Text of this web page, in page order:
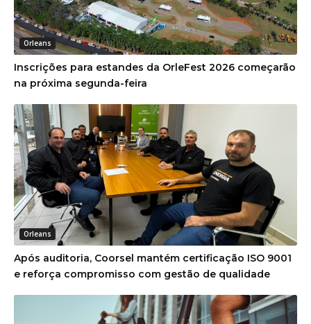
Orleans
Inscrições para estandes da OrleFest 2026 começarão
na próxima segunda-feira
Orleans
Após auditoria, Coorsel mantém certificação ISO 9001
e reforça compromisso com gestão de qualidade